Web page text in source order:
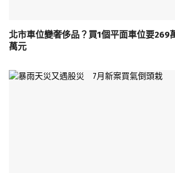
北市車位變奢侈品？買1個平面車位要
萬元